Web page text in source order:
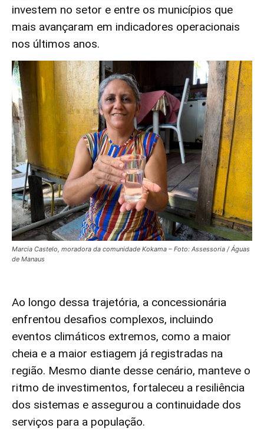
investem no setor e entre os municípios que
mais avançaram em indicadores operacionais
nos últimos anos.
Marcia Castelo, moradora da comunidade Kokama – Foto: Assessoria / Águas
de Manaus
Ao longo dessa trajetória, a concessionária
enfrentou desafios complexos, incluindo
eventos climáticos extremos, como a maior
cheia e a maior estiagem já registradas na
região. Mesmo diante desse cenário, manteve o
ritmo de investimentos, fortaleceu a resiliência
dos sistemas e assegurou a continuidade dos
serviços para a população.